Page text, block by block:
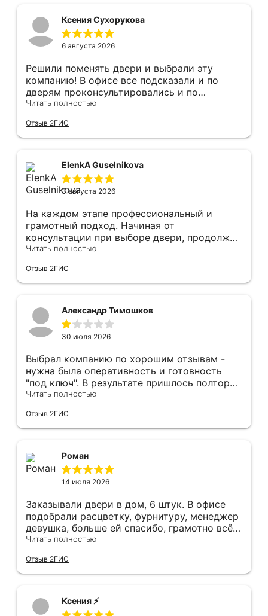
Ксения Сухорукова
6 августа 2026
Решили поменять двери и выбрали эту
компанию! В офисе все подсказали и по
дверям проконсультировались и по
фурнитуре. Анастасия ответила на все
Монтаж быстро, качественно и аккуратно,
Сергея прямо рекомендую! С утра до
мусор убирает после монтажа. Рекомендую!
Читать полностью
Отзыв 2ГИС
ElenkA Guselnikova
3 августа 2026
На каждом этапе профессиональный и
грамотный подход. Начиная от
консультации при выборе двери, продолжая
оперативным замером, завершая быстрой и
оформление двери - отдельное спасибо!
Рекомендуем и планируем в дальнейшем, по
Читать полностью
Отзыв 2ГИС
Александр Тимошков
30 июля 2026
Выбрал компанию по хорошим отзывам -
нужна была оперативность и готовность
"под ключ". В результате пришлось полтора
часа потратить на уборку подъезда, так как
"утилизация старой двери" не входит
уборка выломанного деревянного косяка и
После предъявления претензии менеджеру
получил только недовольный звонок от
монтажника, никаких извинений и попыток
менеджером специально обговаривал, что
нужна утилизация, мне это затруднительно -
ограниченные физические возможности...
Дополнение на следующий день - отберите
пол в квартире (явно положили не
остановившуюся диском вниз) и само
где-то краску подъездную обтёрли... К
качеству двери тоже претензии - порог
Читать полностью
Отзыв 2ГИС
Роман
14 июля 2026
Заказывали двери в дом, 6 штук. В офисе
подобрали расцветку, фурнитуру, менеджер
девушка, больше ей спасибо, грамотно всё
подсказывала и советовала. Парни
филигранно установили, много видел других
дверей, в которых видны запилы, щели, но
корабле, не к чему придраться. Мы с женой
довольны, спасибо!!!!
Читать полностью
Отзыв 2ГИС
Ксения ⚡️